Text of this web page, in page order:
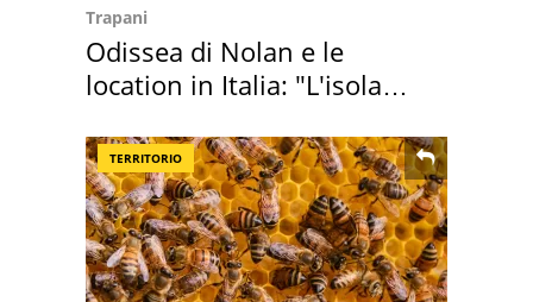
Trapani
Odissea di Nolan e le
location in Italia: "L'isola
TERRITORIO